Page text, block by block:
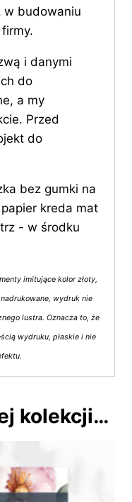
w budowaniu
i danymi
do
a my
Przed
do
bez gumki na
kreda mat
- w środku
imitujące kolor złoty,
wydruk nie
lustra. Oznacza to, że
wydruku, płaskie i nie
kolekcji…